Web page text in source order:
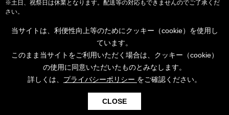
※土日、祝祭日は休業となります。配送等の対応もできませんのでご了承くだ
さい。
© CAPTAINSTAG Co.Ltd.
お気に入り カート
当サイトは、利便性向上等のためにクッキー（cookie）を使用し
ています。
このまま当サイトをご利用いただく場合は、クッキー（cookie）
の使用に同意いただいたものとみなします。
詳しくは、 プライバシーポリシー をご確認ください。
CLOSE